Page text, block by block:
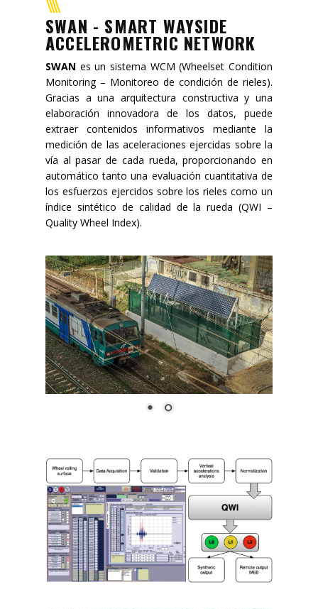
Contacto
Noticias
Eventos
SWAN - SMART WAYSIDE
ACCELEROMETRIC NETWORK
SWAN es un sistema WCM (Wheelset Condition
Monitoring – Monitoreo de condición de rieles).
Gracias a una arquitectura constructiva y una
elaboración innovadora de los datos, puede
extraer contenidos informativos mediante la
medición de las aceleraciones ejercidas sobre la
vía al pasar de cada rueda, proporcionando en
automático tanto una evaluación cuantitativa de
los esfuerzos ejercidos sobre los rieles como un
índice sintético de calidad de la rueda (QWI –
Quality Wheel Index).